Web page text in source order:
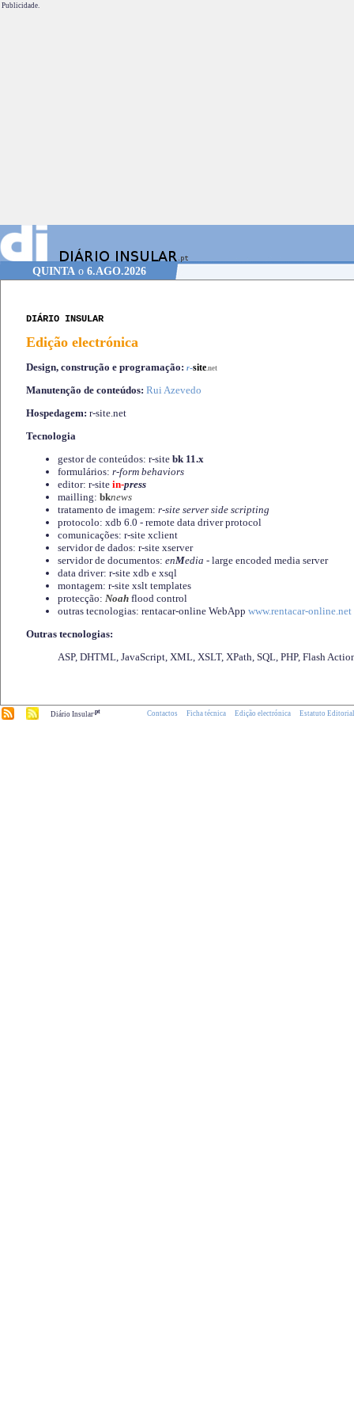
Publicidade.
QUINTAo 6.AGO.2026
DIÁRIO INSULAR
Edição electrónica
Design, construção e programação: r-site.net
Manutenção de conteúdos: Rui Azevedo
Hospedagem: r-site.net
Tecnologia
gestor de conteúdos: r-site bk 11.x
formulários: r-form behaviors
editor: r-site in-press
mailling: bknews
tratamento de imagem: r-site server side scripting
protocolo: xdb 6.0 - remote data driver protocol
comunicações: r-site xclient
servidor de dados: r-site xserver
servidor de documentos: enMedia - large encoded media server
data driver: r-site xdb e xsql
montagem: r-site xslt templates
protecção: Noah flood control
outras tecnologias: rentacar-online WebApp www.rentacar-online.net
Outras tecnologias:
ASP, DHTML, JavaScript, XML, XSLT, XPath, SQL, PHP, Flash
Diário Insular.pt Contactos Ficha técnica Edição electrónica Estatuto Editorial